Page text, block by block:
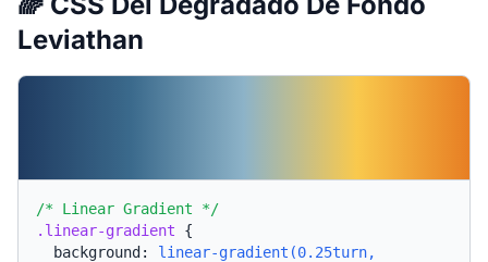
Leviathan
/* Linear Gradient */
.linear-gradient {
background: linear-gradient(0.25turn,